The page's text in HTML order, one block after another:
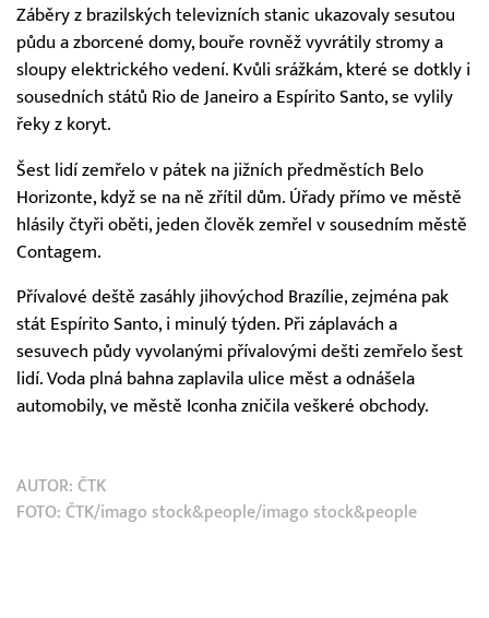
Záběry z brazilských televizních stanic ukazovaly sesutou
půdu a zborcené domy, bouře rovněž vyvrátily stromy a
sloupy elektrického vedení. Kvůli srážkám, které se dotkly i
sousedních států Rio de Janeiro a Espírito Santo, se vylily
řeky z koryt.
Šest lidí zemřelo v pátek na jižních předměstích Belo
Horizonte, když se na ně zřítil dům. Úřady přímo ve městě
hlásily čtyři oběti, jeden člověk zemřel v sousedním městě
Contagem.
Přívalové deště zasáhly jihovýchod Brazílie, zejména pak
stát Espírito Santo, i minulý týden. Při záplavách a
sesuvech půdy vyvolanými přívalovými dešti zemřelo šest
lidí. Voda plná bahna zaplavila ulice měst a odnášela
automobily, ve městě Iconha zničila veškeré obchody.
AUTOR: ČTK
FOTO: ČTK/imago stock&people/imago stock&people